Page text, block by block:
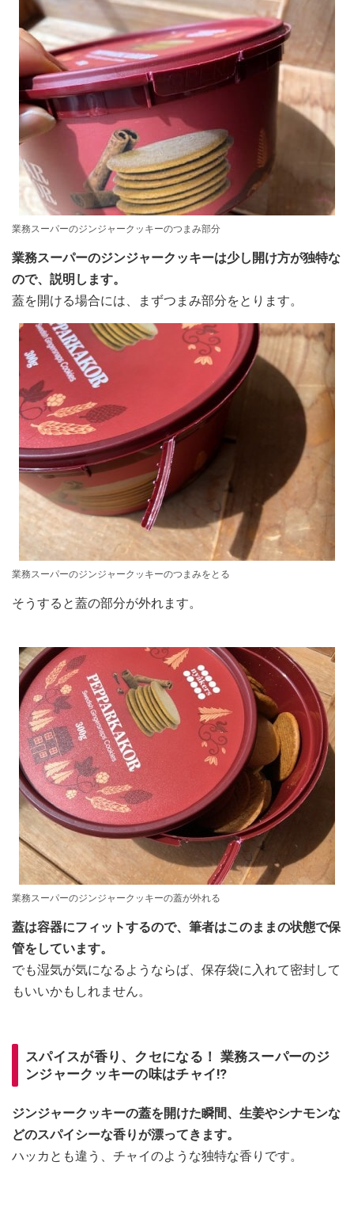
業務スーパーのジンジャークッキーのつまみ部分
業務スーパーのジンジャークッキーは少し開け方が独特な
ので、説明します。
蓋を開ける場合には、まずつまみ部分をとります。
業務スーパーのジンジャークッキーのつまみをとる
そうすると蓋の部分が外れます。
業務スーパーのジンジャークッキーの蓋が外れる
蓋は容器にフィットするので、筆者はこのままの状態で保
管をしています。
でも湿気が気になるようならば、保存袋に入れて密封して
もいいかもしれません。
スパイスが香り、クセになる！ 業務スーパーのジ
ンジャークッキーの味はチャイ⁉
ジンジャークッキーの蓋を開けた瞬間、生姜やシナモンな
どのスパイシーな香りが漂ってきます。
ハッカとも違う、チャイのような独特な香りです。